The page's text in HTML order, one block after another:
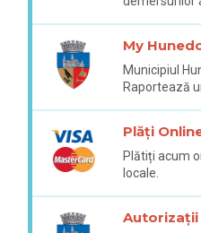
My
Municipiul
Raportează
Plăți
Plătiți acum
locale.